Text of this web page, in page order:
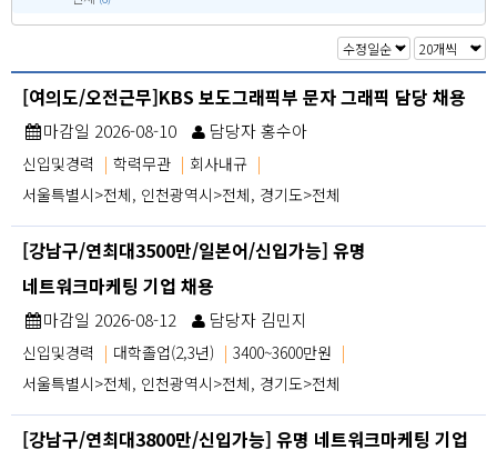
[여의도/오전근무]KBS 보도그래픽부 문자 그래픽 담당 채용
마감일 2026-08-10 담당자 홍수아
신입및경력 | 학력무관 | 회사내규 |
서울특별시>전체, 인천광역시>전체, 경기도>전체
[강남구/연최대3500만/일본어/신입가능] 유명
네트워크마케팅 기업 채용
마감일 2026-08-12 담당자 김민지
신입및경력 | 대학졸업(2,3년) | 3400~3600만원 |
서울특별시>전체, 인천광역시>전체, 경기도>전체
[강남구/연최대3800만/신입가능] 유명 네트워크마케팅 기업